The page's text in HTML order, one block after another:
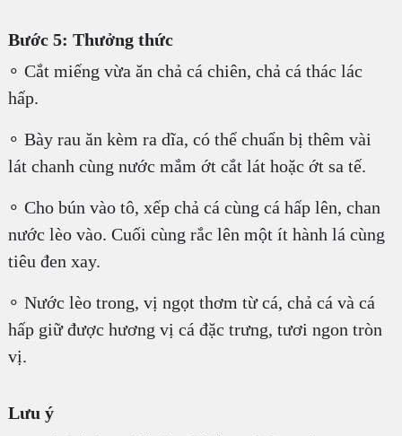
Bước 5: Thưởng thức
∘ Cắt miếng vừa ăn chả cá chiên, chả cá thác lác
hấp.
∘ Bày rau ăn kèm ra dĩa, có thể chuẩn bị thêm vài
lát chanh cùng nước mắm ớt cắt lát hoặc ớt sa tế.
∘ Cho bún vào tô, xếp chả cá cùng cá hấp lên, chan
nước lèo vào. Cuối cùng rắc lên một ít hành lá cùng
tiêu đen xay.
∘ Nước lèo trong, vị ngọt thơm từ cá, chả cá và cá
hấp giữ được hương vị cá đặc trưng, tươi ngon tròn
vị.
Lưu ý